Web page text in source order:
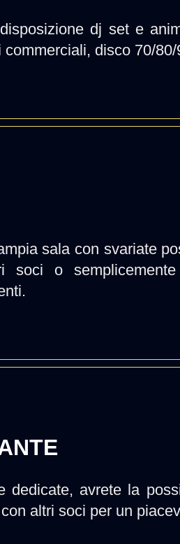
dj set e
disco 70/
sala con svariate
soci o
dedicate, avrete la
altri soci per un